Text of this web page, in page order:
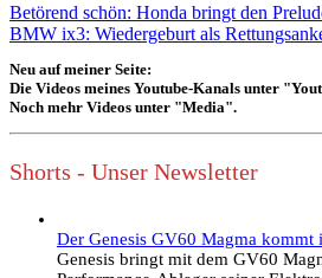
Betörend schön: Honda bringt den
BMW ix3: Wiedergeburt als
Neu auf meiner Seite:
Die Videos meines Youtube-Kanals unter
Noch mehr Videos unter "Media".
Shorts - Unser Newsletter
Der Genesis GV60 Magma kommt
Genesis bringt mit dem GV60